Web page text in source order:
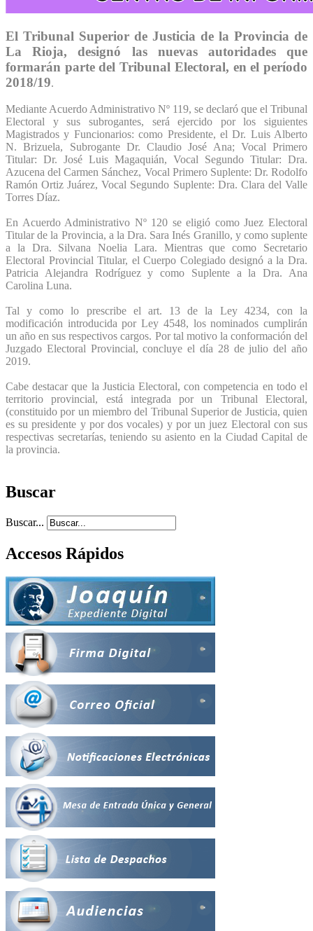
El Tribunal Superior de Justicia de la Provincia de
La Rioja, designó las nuevas autoridades que
formarán parte del Tribunal Electoral, en el período
2018/19.
Mediante Acuerdo Administrativo Nº 119, se declaró que el Tribunal
Electoral y sus subrogantes, será ejercido por los siguientes
Magistrados y Funcionarios: como Presidente, el Dr. Luis Alberto
N. Brizuela, Subrogante Dr. Claudio José Ana; Vocal Primero
Titular: Dr. José Luis Magaquián, Vocal Segundo Titular: Dra.
Azucena del Carmen Sánchez, Vocal Primero Suplente: Dr. Rodolfo
Ramón Ortiz Juárez, Vocal Segundo Suplente: Dra. Clara del Valle
Torres Díaz.
En Acuerdo Administrativo Nº 120 se eligió como Juez Electoral
Titular de la Provincia, a la Dra. Sara Inés Granillo, y como suplente
a la Dra. Silvana Noelia Lara. Mientras que como Secretario
Electoral Provincial Titular, el Cuerpo Colegiado designó a la Dra.
Patricia Alejandra Rodríguez y como Suplente a la Dra. Ana
Carolina Luna.
Tal y como lo prescribe el art. 13 de la Ley 4234, con la
modificación introducida por Ley 4548, los nominados cumplirán
un año en sus respectivos cargos. Por tal motivo la conformación del
Juzgado Electoral Provincial, concluye el día 28 de julio del año
2019.
Cabe destacar que la Justicia Electoral, con competencia en todo el
territorio provincial, está integrada por un Tribunal Electoral,
(constituido por un miembro del Tribunal Superior de Justicia, quien
es su presidente y por dos vocales) y por un juez Electoral con sus
respectivas secretarías, teniendo su asiento en la Ciudad Capital de
la provincia.
Buscar
Buscar...
Accesos Rápidos